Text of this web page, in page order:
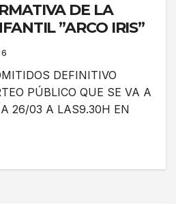
DE LA
”ARCO IRIS”
DEFINITIVO
PÚBLICO QUE SE VA A
26/03 A LAS9.30H EN